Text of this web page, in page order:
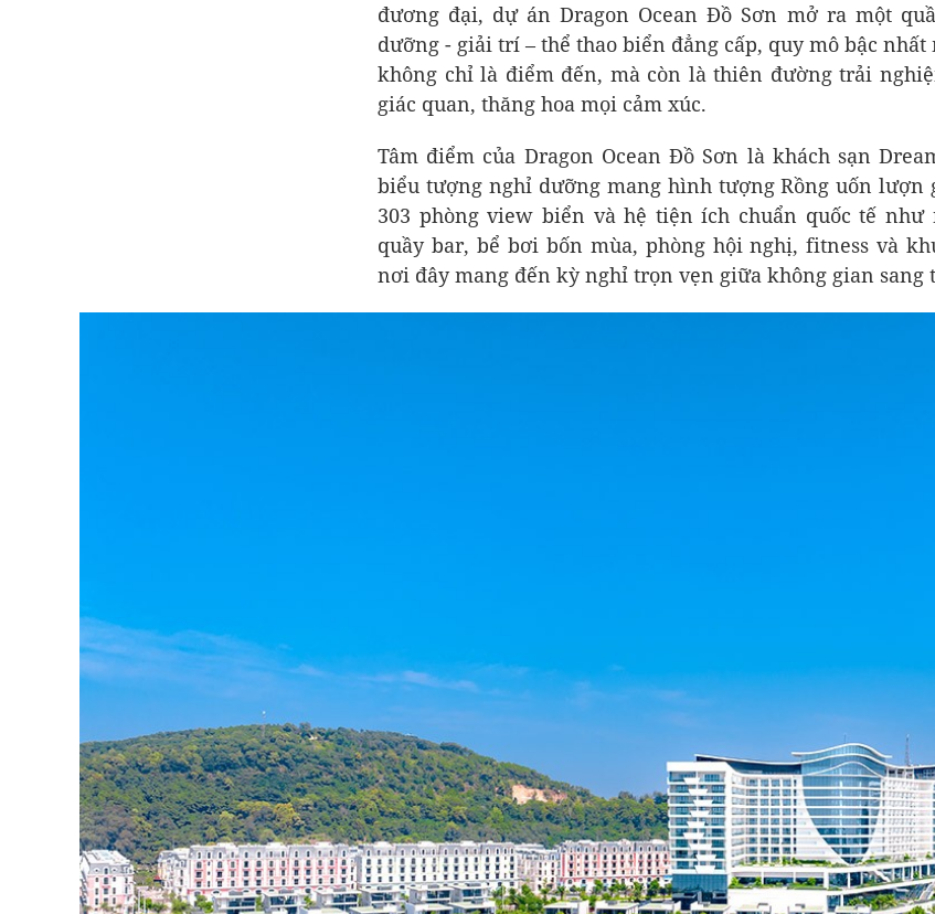
đương đại, dự án Dragon Ocean Đồ Sơn mở ra một
dưỡng - giải trí – thể thao biển đẳng cấp, quy mô bậc
không chỉ là điểm đến, mà còn là thiên đường trải
giác quan, thăng hoa mọi cảm xúc.
Tâm điểm của Dragon Ocean Đồ Sơn là khách sạn
biểu tượng nghỉ dưỡng mang hình tượng Rồng uốn lượn
303 phòng view biển và hệ tiện ích chuẩn quốc tế như
quầy bar, bể bơi bốn mùa, phòng hội nghị, fitness và
nơi đây mang đến kỳ nghỉ trọn vẹn giữa không gian sang